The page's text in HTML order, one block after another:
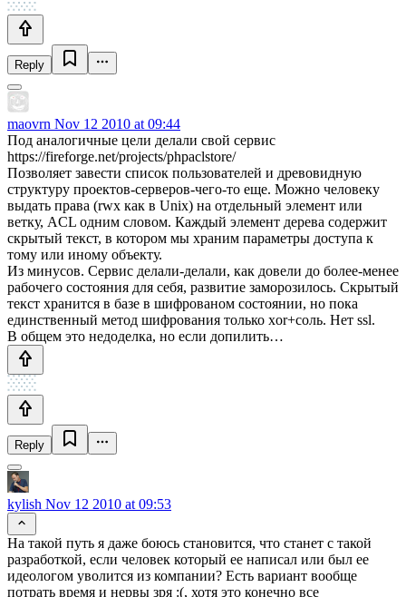
Reply
maovrn Nov 12 2010 at 09:44
Под аналогичные цели делали свой сервис
https://fireforge.net/projects/phpaclstore/
Позволяет завести список пользователей и древовидную
структуру проектов-серверов-чего-то еще. Можно человеку
выдать права (rwx как в Unix) на отдельный элемент или
ветку, ACL одним словом. Каждый элемент дерева содержит
скрытый текст, в котором мы храним параметры доступа к
тому или иному объекту.
Из минусов. Сервис делали-делали, как довели до более-менее
рабочего состояния для себя, развитие заморозилось. Скрытый
текст хранится в базе в шифрованом состоянии, но пока
единственный метод шифрования только xor+соль. Нет ssl.
В общем это недоделка, но если допилить…
Reply
kylish Nov 12 2010 at 09:53
На такой путь я даже боюсь становится, что станет с такой
разработкой, если человек который ее написал или был ее
идеологом уволится из компании? Есть вариант вообще
потрать время и нервы зря :(, хотя это конечно все